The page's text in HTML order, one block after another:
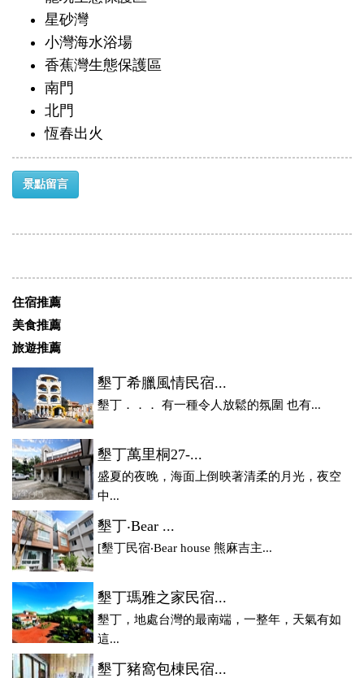
星砂灣
小灣海水浴場
香蕉灣生態保護區
南門
北門
恆春出火
景點留言
住宿推薦
美食推薦
旅遊推薦
墾丁希臘風情民宿...
墾丁．．． 有一種令人放鬆的氛圍 也有...
墾丁萬里桐27-...
盛夏的夜晚，海面上倒映著清柔的月光，夜空
中...
墾丁‧Bear ...
[墾丁民宿‧Bear house 熊麻吉主...
墾丁瑪雅之家民宿...
墾丁，地處台灣的最南端，一整年，天氣有如
這...
墾丁豬窩包棟民宿...